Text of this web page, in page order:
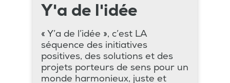
Y'a de l'idée
« Y’a de l’idée », c’est LA
séquence des initiatives
positives, des solutions et des
projets porteurs de sens pour un
monde harmonieux, juste et